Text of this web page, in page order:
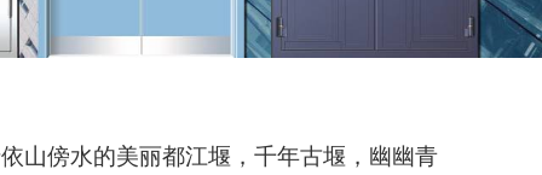
山傍水的美丽都江堰，千年古堰，幽幽青